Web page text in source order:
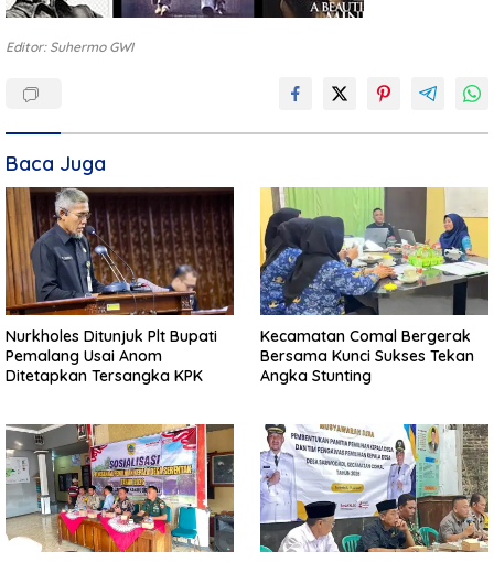
Editor: Suhermo GWI
Baca Juga
Nurkholes Ditunjuk Plt Bupati
Pemalang Usai Anom
Ditetapkan Tersangka KPK
Kecamatan Comal Bergerak
Bersama Kunci Sukses Tekan
Angka Stunting